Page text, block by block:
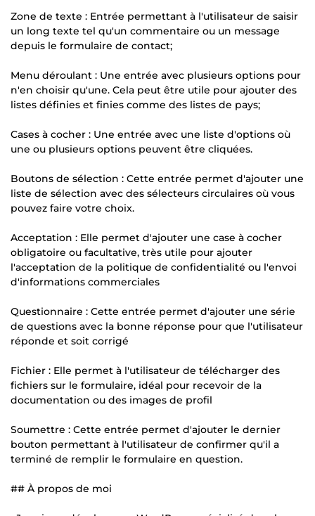
Zone de texte : Entrée permettant à l'utilisateur de saisir
un long texte tel qu'un commentaire ou un message
depuis le formulaire de contact;
Menu déroulant : Une entrée avec plusieurs options pour
n'en choisir qu'une. Cela peut être utile pour ajouter des
listes définies et finies comme des listes de pays;
Cases à cocher : Une entrée avec une liste d'options où
une ou plusieurs options peuvent être cliquées.
Boutons de sélection : Cette entrée permet d'ajouter une
liste de sélection avec des sélecteurs circulaires où vous
pouvez faire votre choix.
Acceptation : Elle permet d'ajouter une case à cocher
obligatoire ou facultative, très utile pour ajouter
l'acceptation de la politique de confidentialité ou l'envoi
d'informations commerciales
Questionnaire : Cette entrée permet d'ajouter une série
de questions avec la bonne réponse pour que l'utilisateur
réponde et soit corrigé
Fichier : Elle permet à l'utilisateur de télécharger des
fichiers sur le formulaire, idéal pour recevoir de la
documentation ou des images de profil
Soumettre : Cette entrée permet d'ajouter le dernier
bouton permettant à l'utilisateur de confirmer qu'il a
terminé de remplir le formulaire en question.
## À propos de moi